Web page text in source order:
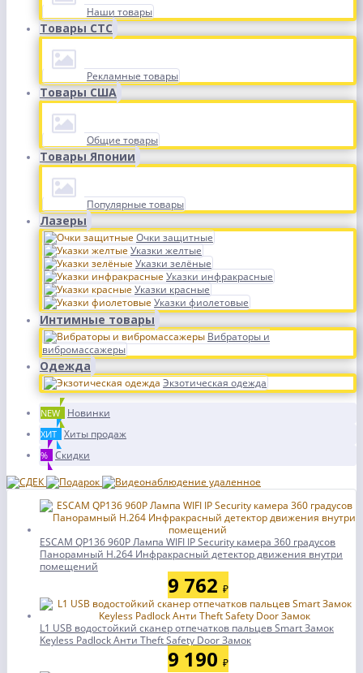
Наши товары
Товары СТС
Рекламные товары
Товары США
Общие товары
Товары Японии
Популярные товары
Лазеры
Очки защитные
Указки желтые
Указки зелёные
Указки инфракрасные
Указки красные
Указки фиолетовые
Интимные товары
Вибраторы и
вибромассажеры
Одежда
Экзотическая одежда
NEW Новинки
ХИТ Хиты продаж
% Скидки
ESCAM QP136 960P Лампа WIFI IP Security камера 360 градусов
Панорамный H.264 Инфракрасный детектор движения внутри
помещений
9 762 ₽
L1 USB водостойкий сканер отпечатков пальцев Smart Замок
Keyless Padlock Анти Theft Safety Door Замок
9 190 ₽